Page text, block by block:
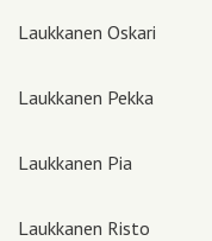
Laukkanen Oskari
Laukkanen Pekka
Laukkanen Pia
Laukkanen Risto